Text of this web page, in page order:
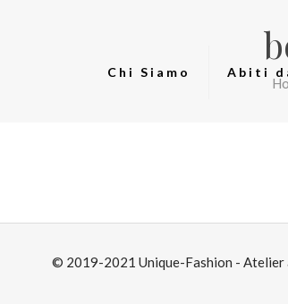
Chi Siamo Abiti
© 2019-2021 Unique-Fashion - Atelier